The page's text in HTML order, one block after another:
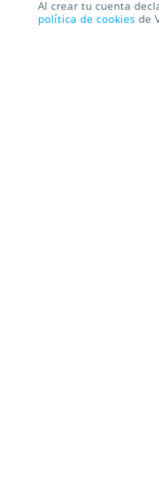
Entrada + 1
Al crear tu cuenta
política de cookies de